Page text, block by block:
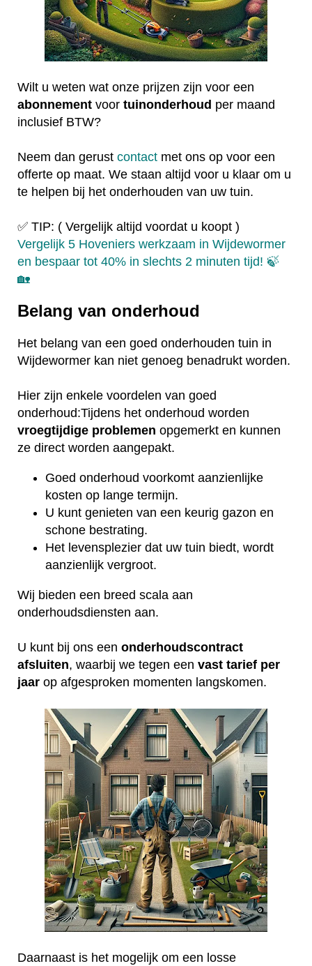
Wilt u weten wat onze prijzen zijn voor een
abonnement voor tuinonderhoud per maand
inclusief BTW?
Neem dan gerust contact met ons op voor een
offerte op maat. We staan altijd voor u klaar om u
te helpen bij het onderhouden van uw tuin.
✅ TIP: ( Vergelijk altijd voordat u koopt )
Vergelijk 5 Hoveniers werkzaam in Wijdewormer
en bespaar tot 40% in slechts 2 minuten tijd! 🍃
🏡
Belang van onderhoud
Het belang van een goed onderhouden tuin in
Wijdewormer kan niet genoeg benadrukt worden.
Hier zijn enkele voordelen van goed
onderhoud:Tijdens het onderhoud worden
vroegtijdige problemen opgemerkt en kunnen
ze direct worden aangepakt.
Goed onderhoud voorkomt aanzienlijke
kosten op lange termijn.
U kunt genieten van een keurig gazon en
schone bestrating.
Het levensplezier dat uw tuin biedt, wordt
aanzienlijk vergroot.
Wij bieden een breed scala aan
onderhoudsdiensten aan.
U kunt bij ons een onderhoudscontract
afsluiten, waarbij we tegen een vast tarief per
jaar op afgesproken momenten langskomen.
Daarnaast is het mogelijk om een losse